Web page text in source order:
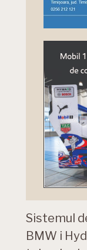
Sistemul
BMW i